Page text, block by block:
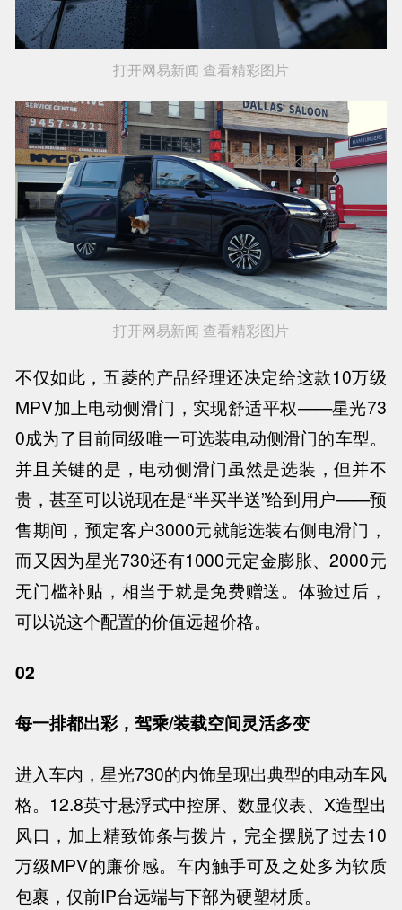
打开网易新闻 查看精彩图片
打开网易新闻 查看精彩图片
不仅如此，五菱的产品经理还决定给这款10万级
MPV加上电动侧滑门，实现舒适平权——星光73
0成为了目前同级唯一可选装电动侧滑门的车型。
并且关键的是，电动侧滑门虽然是选装，但并不
贵，甚至可以说现在是“半买半送”给到用户——预
售期间，预定客户3000元就能选装右侧电滑门，
而又因为星光730还有1000元定金膨胀、2000元
无门槛补贴，相当于就是免费赠送。体验过后，
可以说这个配置的价值远超价格。
02
每一排都出彩，驾乘/装载空间灵活多变
进入车内，星光730的内饰呈现出典型的电动车风
格。12.8英寸悬浮式中控屏、数显仪表、X造型出
风口，加上精致饰条与拨片，完全摆脱了过去10
万级MPV的廉价感。车内触手可及之处多为软质
包裹，仅前IP台远端与下部为硬塑材质。